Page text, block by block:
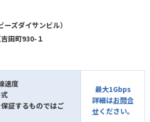
マンション検索
ズダイサンビル）
田町930-１
速度
証するものではご
最大1Gbps
詳細はお問合
せください。